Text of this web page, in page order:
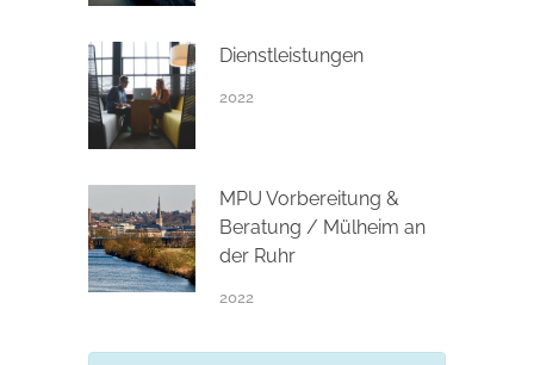
Dienstleistungen
2022
MPU Vorbereitung &
Beratung / Mülheim an
der Ruhr
2022